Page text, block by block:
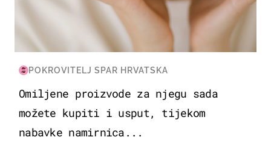
POKROVITELJ SPAR HRVATSKA
Omiljene proizvode za njegu sada
možete kupiti i usput, tijekom
nabavke namirnica...